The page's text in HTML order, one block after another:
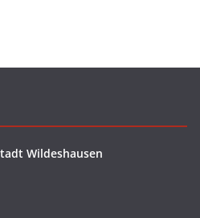
Wildeshausen